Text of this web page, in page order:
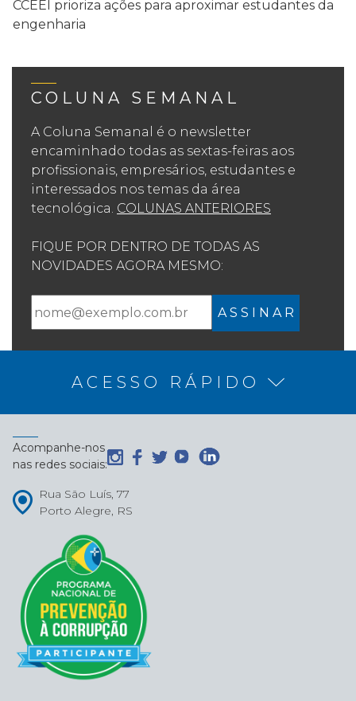
CCEEI prioriza ações para aproximar estudantes da
engenharia
COLUNA SEMANAL
A Coluna Semanal é o newsletter
encaminhado todas as sextas-feiras aos
profissionais, empresários, estudantes e
interessados nos temas da área
tecnológica. COLUNAS ANTERIORES
FIQUE POR DENTRO DE TODAS AS
NOVIDADES AGORA MESMO:
A S S I N A R
ACESSO RÁPIDO
Acompanhe-nos
nas redes sociais:
Rua São Luís, 77
Porto Alegre, RS